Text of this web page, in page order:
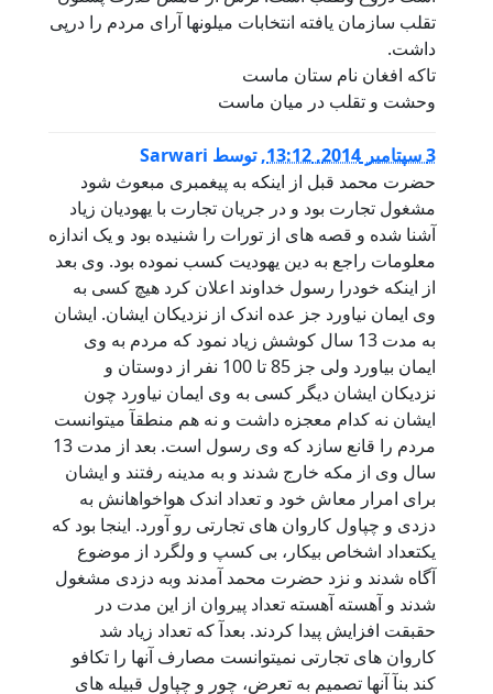
تقلب سازمان يافته انتخابات ميلونها آراى مردم را درپى
داشت.
تاکه افغان نام ستان ماست
وحشت و تقلب در ميان ماست
3 سپتامبر 2014, 13:12 ,توسط Sarwari
حضرت محمد قبل از اینکه به پیغمبری مبعوث شود
مشغول تجارت بود و در جریان تجارت با یهودیان زیاد
آشنا شده و قصه های از تورات را شنیده بود و یک اندازه
معلومات راجع به دین یهودیت کسب نموده بود. وی بعد
از اینکه خودرا رسول خداوند اعلان کرد هیچ کسی به
وی ایمان نیاورد جز عده اندک از نزدیکان ایشان. ایشان
به مدت 13 سال کوشش زیاد نمود که مردم به وی
ایمان بیاورد ولی جز 85 تا 100 نفر از دوستان و
نزدیکان ایشان دیگر کسی به وی ایمان نیاورد چون
ایشان نه کدام معجزه داشت و نه هم منطقآ میتوانست
مردم را قانع سازد که وی رسول است. بعد از مدت 13
سال وی از مکه خارج شدند و به مدینه رفتند و ایشان
برای امرار معاش خود و تعداد اندک هواخواهانش به
دزدی و چپاول کاروان های تجارتی رو آورد. اینجا بود که
یکتعداد اشخاص بیکار، بی کسپ و ولگرد از موضوع
آگاه شدند و نزد حضرت محمد آمدند وبه دزدی مشغول
شدند و آهسته آهسته تعداد پیروان از این مدت در
حقبقت افزایش پیدا کردند. بعدآ که تعداد زیاد شد
کاروان های تجارتی نمیتوانست مصارف آنها را تکافو
کند بنآ آنها تصمیم به تعرض، چور و چپاول قبیله های